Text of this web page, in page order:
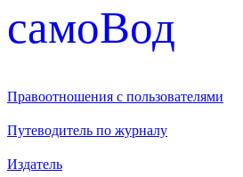
cамоВод
Правоотношения с пользователями
Путеводитель по журналу
Издатель